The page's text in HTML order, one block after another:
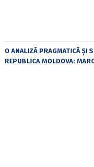
O ANALIZĂ PRAGMATICĂ ȘI
REPUBLICA MOLDOVA: